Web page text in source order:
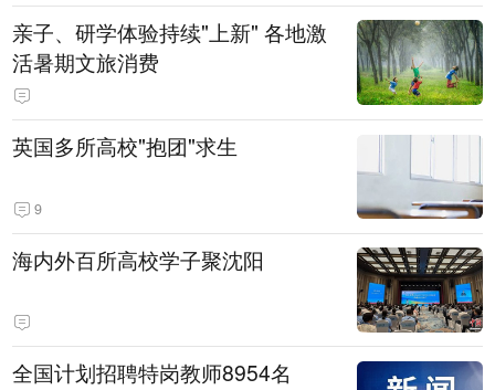
亲子、研学体验持续"上新" 各地激
活暑期文旅消费
英国多所高校"抱团"求生
9
海内外百所高校学子聚沈阳
全国计划招聘特岗教师8954名